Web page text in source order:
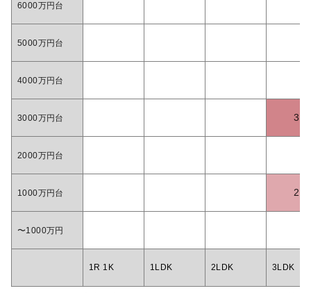
6000万円台
5000万円台
4000万円台
3000万円台 3
2000万円台
1000万円台 2
〜1000万円
1R 1K 1LDK 2LDK 3LDK